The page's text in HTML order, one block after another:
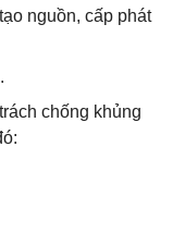
nguồn, cấp phát
chống khủng